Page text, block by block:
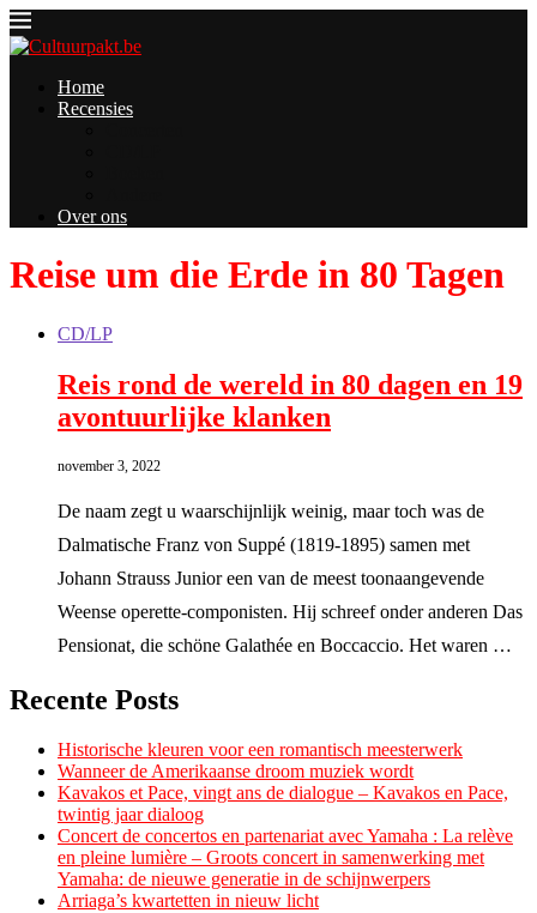
Home
Recensies
Over ons
Reise um die Erde in 80 Tagen
CD/LP
Reis rond de wereld in 80 dagen en 19
avontuurlijke klanken
november 3, 2022
De naam zegt u waarschijnlijk weinig, maar toch was de
Dalmatische Franz von Suppé (1819-1895) samen met
Johann Strauss Junior een van de meest toonaangevende
Weense operette-componisten. Hij schreef onder anderen Das
Pensionat, die schöne Galathée en Boccaccio. Het waren …
Recente Posts
Historische kleuren voor een romantisch meesterwerk
Wanneer de Amerikaanse droom muziek wordt
Kavakos et Pace, vingt ans de dialogue – Kavakos en Pace,
twintig jaar dialoog
Concert de concertos en partenariat avec Yamaha : La relève
en pleine lumière – Groots concert in samenwerking met
Yamaha: de nieuwe generatie in de schijnwerpers
Arriaga’s kwartetten in nieuw licht